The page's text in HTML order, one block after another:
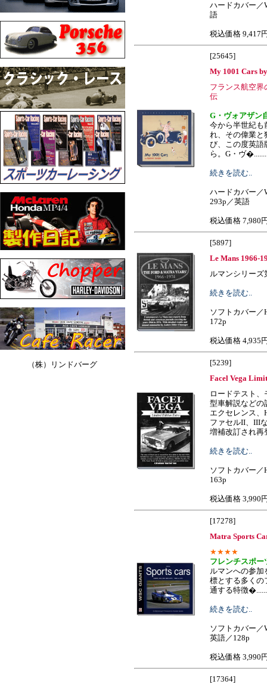
（株）リンドバーグ
ハードカバー／
語
税込価格 9,417
[25645]
My 1001 Cars
フランス航空界
伝
G・ヴォアザン
今から半世紀も
れ、その偉業と
び、この度英語
ら。G・ヴ
続きを読む..
ハードカバー／
293p／英語
税込価格 7,980
[5897]
Le Mans 1966-
ルマンシリーズ
続きを読む..
ソフトカバー／
172p
税込価格 4,935
[5239]
Facel Vega
ロードテスト
型車解説などの
エクセレンス、
ファセルII、III
増補改訂され再
続きを読む..
ソフトカバー
163p
税込価格 3,990
[17278]
Matra Sports
★★★★
フレンチスポー
ルマンへの参加
標とする多くの
通する特徴
続きを読む..
ソフトカバー／
英語／128p
税込価格 3,990
[17364]